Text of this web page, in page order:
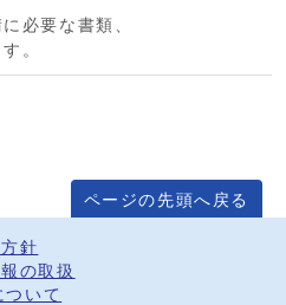
必要な書類、
。
ページの先頭へ戻る
針
の取扱
いて